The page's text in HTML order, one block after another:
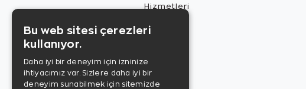
Hizmetleri
Bu web sitesi çerezleri
kullanıyor.
Daha iyi bir deneyim için izninize
ihtiyacımız var. Sizlere daha iyi bir
deneyim sunabilmek için sitemizde